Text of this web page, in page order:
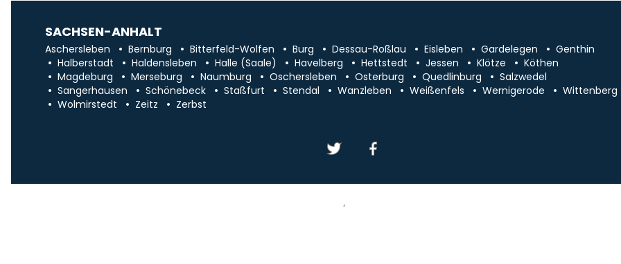
SACHSEN-ANHALT
Aschersleben Bernburg Bitterfeld-Wolfen Burg Dessau-Roßlau Eisleben Gardelegen
Genthin
Halberstadt
Haldensleben Halle (Saale) Havelberg Hettstedt Jessen Klötze
Köthen
Magdeburg
Merseburg Naumburg Oschersleben Osterburg Quedlinburg
Salzwedel
Sangerhausen
Schönebeck Staßfurt Stendal Wanzleben Weißenfels Wernigerode
Wittenberg
Wolmirstedt
Zeitz Zerbst
Impressum/Kontakt